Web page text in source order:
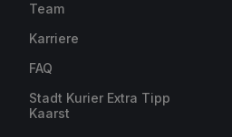
Team
Karriere
FAQ
Stadt Kurier Extra Tipp
Kaarst